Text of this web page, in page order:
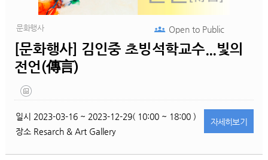
문화행사
[문화행사] 김인중 초빙석학교수...빛의
전언(傳言)
Open toPublic
일시 2023-03-16 ~ 2023-12-29( 10:00 ~ 18:00 )
장소 Resarch & Art Gallery
자세히보기